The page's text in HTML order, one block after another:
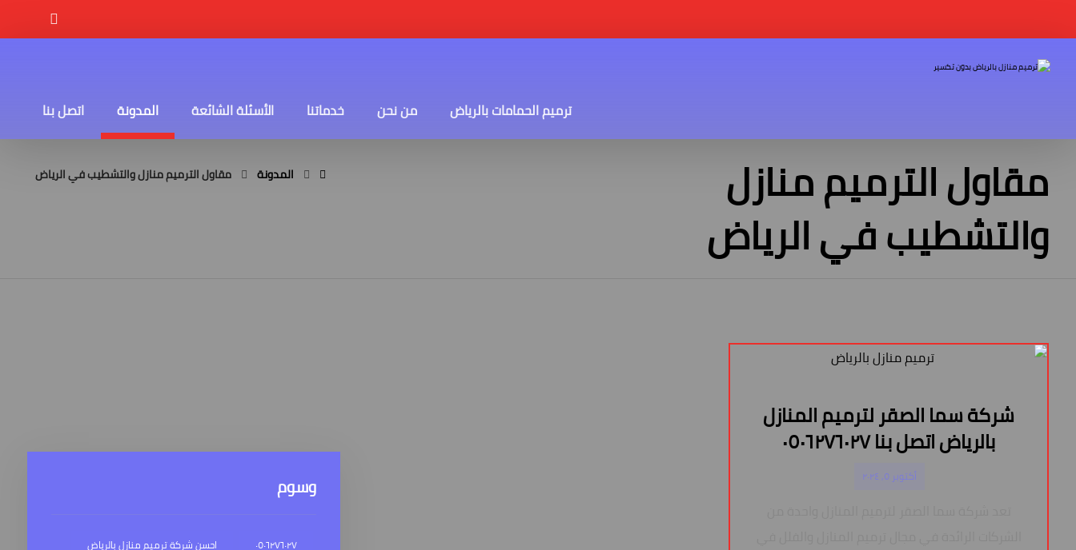
ترميم الحمامات بالرياض من نحن خدماتنا الأسئلة الشائعة المدونة اتصل بنا
مقاول الترميم منازل
والتشطيب في الرياض
المدونة مقاول الترميم منازل والتشطيب في الرياض
شركة سما الصقر لترميم المنازل
بالرياض اتصل بنا ٠٥٠٦٢٧٦٠٢٧
أكتوبر ٥, ٢٠٢٤ وسوم
٠٥٠٦٢٧٦٠٢٧
احسن شركة ترميم منازل بالرياض